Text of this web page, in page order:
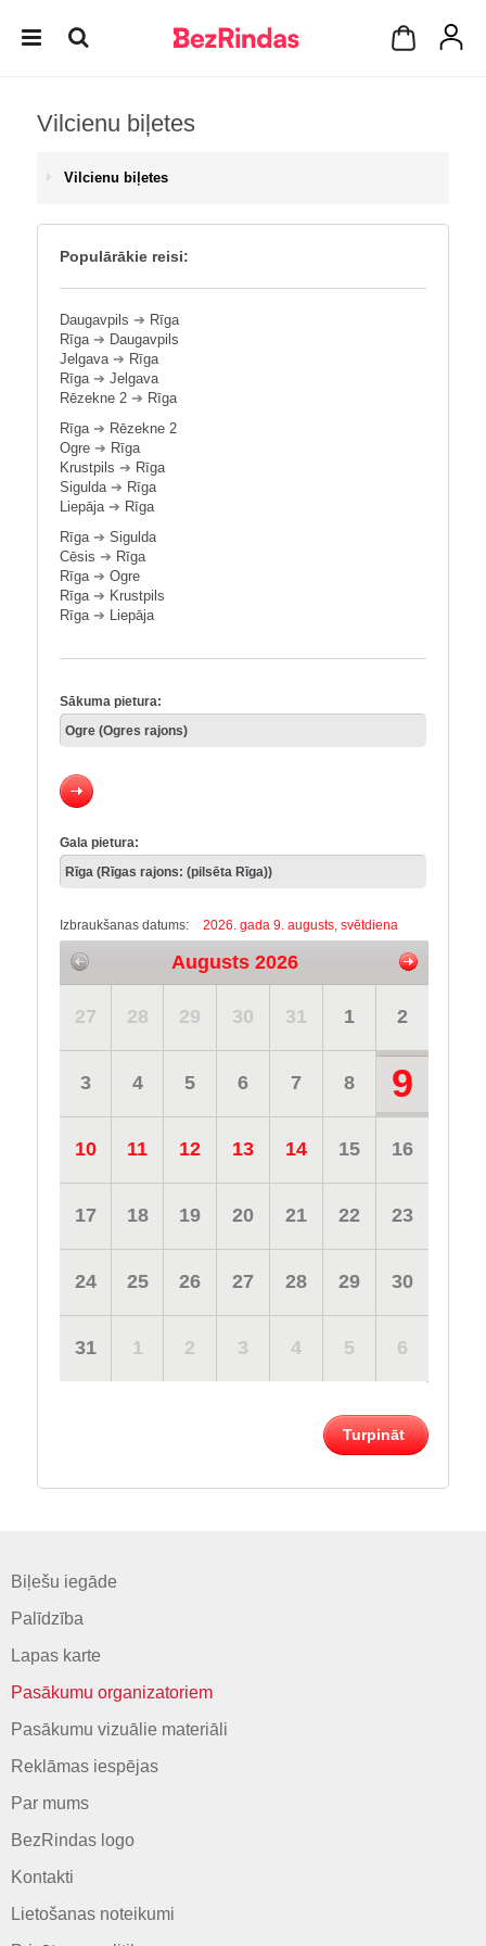
Vilcienu biļetes
Vilcienu biļetes
Populārākie reisi:
Daugavpils ➔ Rīga
Rīga➔ Daugavpils
Jelgava➔ Rīga
Rīga➔ Jelgava
Rēzekne 2 ➔ Rīga
Rīga➔ Rēzekne 2
Ogre ➔ Rīga
Krustpils ➔ Rīga
Sigulda➔ Rīga
Liepāja➔ Rīga
Rīga➔ Sigulda
Cēsis ➔ Rīga
Rīga➔ Ogre
Rīga➔ Krustpils
Rīga➔ Liepāja
Sākuma pietura:
Gala pietura:
Izbraukšanas datums: 2026. gada 9. augusts, svētdiena
Augusts 2026
27 28 29 30 31 1 2
3 4 5 6 7 8 9
10 11 12 13 14 15 16
17 18 19 20 21 22 23
24 25 26 27 28 29 30
31 1 2 3 4 5 6
Turpināt
Biļešu iegāde
Palīdzība
Lapas karte
Pasākumu organizatoriem
Pasākumu vizuālie materiāli
Reklāmas iespējas
Par mums
BezRindas logo
Kontakti
Lietošanas noteikumi